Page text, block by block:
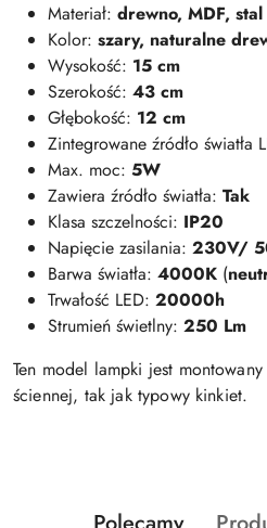
Materiał: drewno, MDF, stal
Kolor: szary, naturalne
Wysokość: 15 cm
Szerokość: 43 cm
Głębokość: 12 cm
Zintegrowane źródło światła
Max. moc: 5W
Zawiera źródło światła: Tak
Klasa szczelności: IP20
Napięcie zasilania: 230V/
Barwa światła: 4000K (
Trwałość LED: 20000h
Strumień świetlny: 250 Lm
Ten model lampki jest
ściennej, tak jak typowy kinkiet.